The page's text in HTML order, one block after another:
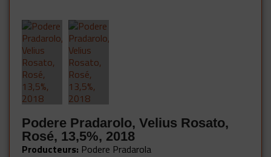
Podere Pradarolo, Velius Rosato,
Rosé, 13,5%, 2018
Producteurs Podere Pradarola